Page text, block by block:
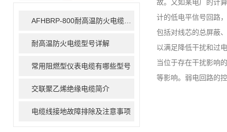
耐高温防火电缆型号详解
常用阻燃型仪表电缆有哪些型号
交联聚乙烯绝缘电缆简介
电缆线接地故障排除及注意事项
故。又如某电厂的计
计的低电平信号回路
包括对线芯的总屏蔽
以满足降低干扰和过
当位于存在干扰影响
等影响。弱电回路的